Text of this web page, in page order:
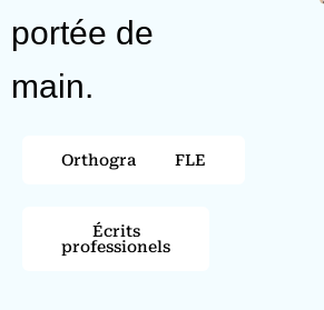
portée de
main.
Orthographe FLE
Écrits
professionels